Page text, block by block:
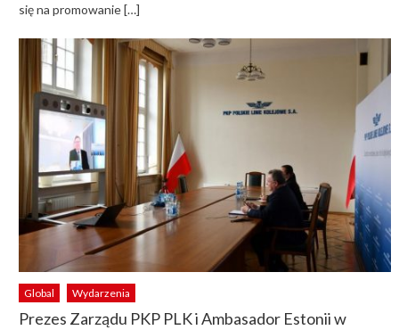
się na promowanie […]
Global Wydarzenia
Prezes Zarządu PKP PLK i Ambasador Estonii w